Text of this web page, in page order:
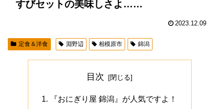
すびセットの美味しさよ……
2023.12.09
定食＆洋食 淵野辺 相模原市 錦潟
目次
『おにぎり屋 錦潟』が人気ですよ！